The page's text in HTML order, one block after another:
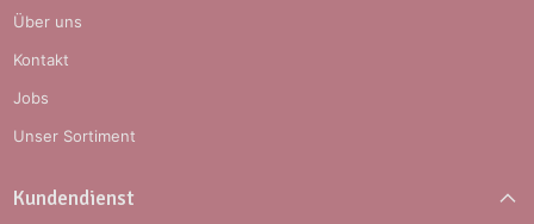
Über uns
Kontakt
Jobs
Unser Sortiment
Kundendienst